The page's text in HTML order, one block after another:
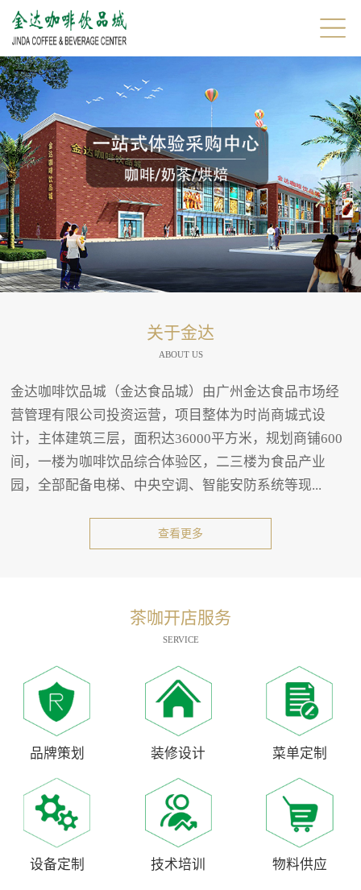
关于金达
ABOUT US
金达咖啡饮品城（金达食品城）由广州金达食品市场经
营管理有限公司投资运营，项目整体为时尚商城式设
计，主体建筑三层，面积达36000平方米，规划商铺600
间，一楼为咖啡饮品综合体验区，二三楼为食品产业
园，全部配备电梯、中央空调、智能安防系统等现...
查看更多
茶咖开店服务
SERVICE
品牌策划 装修设计 菜单定制
设备定制 技术培训 物料供应